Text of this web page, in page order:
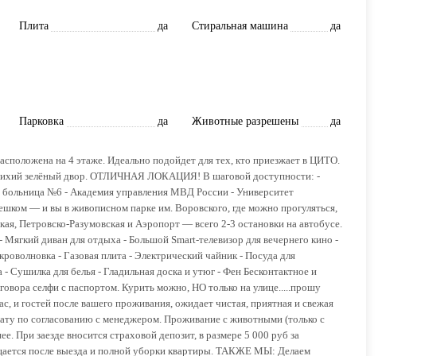
Плита да Стиральная машина да
Парковка да Животные разрешены да
на 4 этаже. Идеально подойдет для тех, кто приезжает в ЦИТО.
тихий зелёный двор. ОТЛИЧНАЯ ЛОКАЦИЯ! В шаговой доступности: -
№6 - Академия управления МВД России - Университет
— и вы в живописном парке им. Воровского, где можно прогуляться,
Петровско-Разумовская и Аэропорт — всего 2-3 остановки на автобусе.
диван для отдыха - Большой Smart-телевизор для вечернего кино -
- Газовая плита - Электрический чайник - Посуда для
для белья - Гладильная доска и утюг - Фен Бесконтактное и
селфи с паспортом. Курить можно, НО только на улице.....прошу
и гостей после вашего проживания, ожидает чистая, приятная и свежая
по согласованию с менеджером. Проживание с животными (только с
заезде вносится страховой депозит, в размере 5 000 руб за
после выезда и полной уборки квартиры. ТАКЖЕ МЫ: Делаем